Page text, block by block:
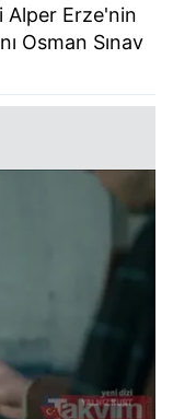
Alper Erze'nin
Osman Sınav